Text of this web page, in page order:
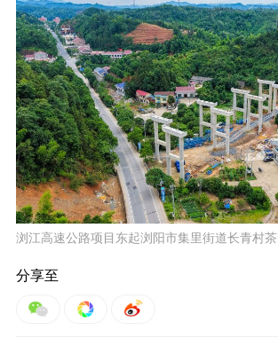
浏江高速公路项目东起浏阳市集里街道长青村茶
分享至